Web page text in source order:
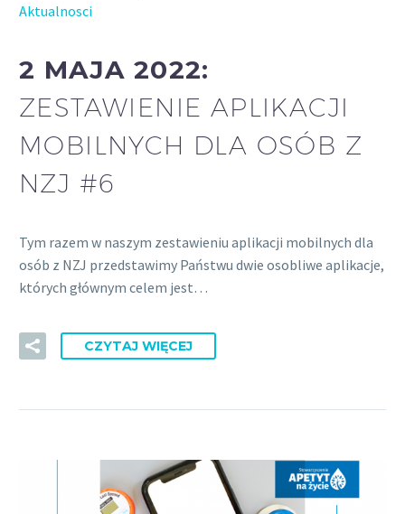
Aktualnosci
2 MAJA 2022:
ZESTAWIENIE APLIKACJI
MOBILNYCH DLA OSÓB Z
NZJ #6
Tym razem w naszym zestawieniu aplikacji mobilnych dla
osób z NZJ przedstawimy Państwu dwie osobliwe aplikacje,
których głównym celem jest…
CZYTAJ WIĘCEJ